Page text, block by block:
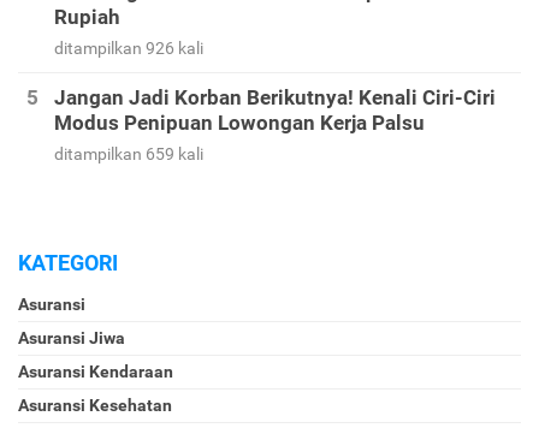
Rupiah
ditampilkan 926 kali
Jangan Jadi Korban Berikutnya! Kenali Ciri-Ciri
Modus Penipuan Lowongan Kerja Palsu
ditampilkan 659 kali
KATEGORI
Asuransi
Asuransi Jiwa
Asuransi Kendaraan
Asuransi Kesehatan